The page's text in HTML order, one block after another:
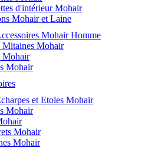
d'intérieur Mohair
Mohair et Laine
Mohair Homme
Mitaines Mohair
Mohair
Mohair
et Etoles Mohair
Mohair
Mohair
Mohair